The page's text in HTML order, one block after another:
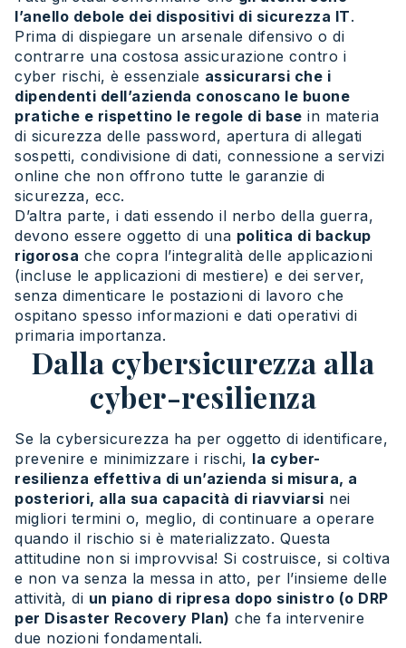
l’anello debole dei dispositivi di sicurezza IT.
Prima di dispiegare un arsenale difensivo o di
contrarre una costosa assicurazione contro i
cyber rischi, è essenziale assicurarsi che i
dipendenti dell’azienda conoscano le buone
pratiche e rispettino le regole di base in materia
di sicurezza delle password, apertura di allegati
sospetti, condivisione di dati, connessione a servizi
online che non offrono tutte le garanzie di
sicurezza, ecc.
D’altra parte, i dati essendo il nerbo della guerra,
devono essere oggetto di una politica di backup
rigorosa che copra l’integralità delle applicazioni
(incluse le applicazioni di mestiere) e dei server,
senza dimenticare le postazioni di lavoro che
ospitano spesso informazioni e dati operativi di
primaria importanza.
Dalla cybersicurezza alla
cyber-resilienza
Se la cybersicurezza ha per oggetto di identificare,
prevenire e minimizzare i rischi, la cyber-
resilienza effettiva di un’azienda si misura, a
posteriori, alla sua capacità di riavviarsi nei
migliori termini o, meglio, di continuare a operare
quando il rischio si è materializzato. Questa
attitudine non si improvvisa! Si costruisce, si coltiva
e non va senza la messa in atto, per l’insieme delle
attività, di un piano di ripresa dopo sinistro (o DRP
per Disaster Recovery Plan) che fa intervenire
due nozioni fondamentali.